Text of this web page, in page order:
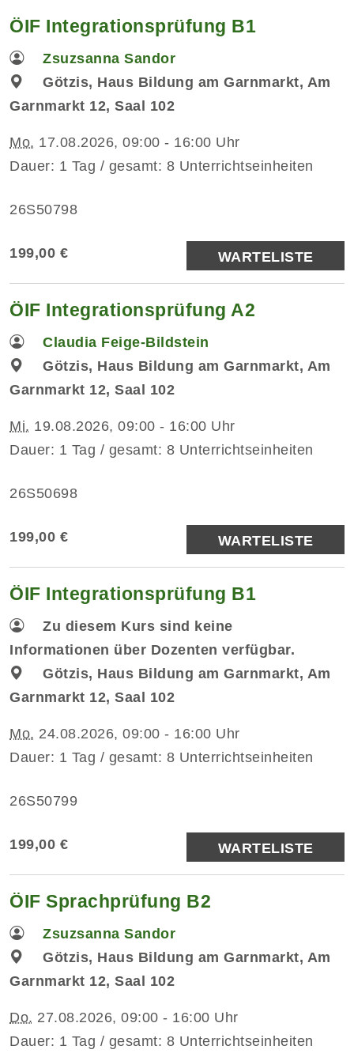
ÖIF Integrationsprüfung B1
Zsuzsanna Sandor
Götzis, Haus Bildung am Garnmarkt, Am
Garnmarkt 12, Saal 102
Mo. 17.08.2026, 09:00 - 16:00 Uhr
Dauer: 1 Tag / gesamt: 8 Unterrichtseinheiten
26S50798
199,00 € WARTELISTE
ÖIF Integrationsprüfung A2
Claudia Feige-Bildstein
Götzis, Haus Bildung am Garnmarkt, Am
Garnmarkt 12, Saal 102
Mi. 19.08.2026, 09:00 - 16:00 Uhr
Dauer: 1 Tag / gesamt: 8 Unterrichtseinheiten
26S50698
199,00 € WARTELISTE
ÖIF Integrationsprüfung B1
Zu diesem Kurs sind keine
Informationen über Dozenten verfügbar.
Götzis, Haus Bildung am Garnmarkt, Am
Garnmarkt 12, Saal 102
Mo. 24.08.2026, 09:00 - 16:00 Uhr
Dauer: 1 Tag / gesamt: 8 Unterrichtseinheiten
26S50799
199,00 € WARTELISTE
ÖIF Sprachprüfung B2
Zsuzsanna Sandor
Götzis, Haus Bildung am Garnmarkt, Am
Garnmarkt 12, Saal 102
Do. 27.08.2026, 09:00 - 16:00 Uhr
Dauer: 1 Tag / gesamt: 8 Unterrichtseinheiten